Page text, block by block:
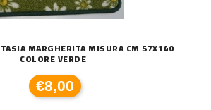
MARGHERITA MISURA CM 57X140
COLORE VERDE
€8,00